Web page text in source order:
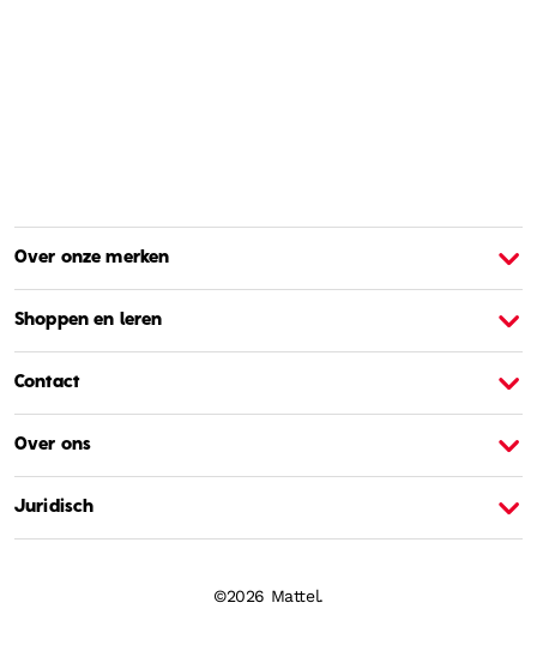
Over onze merken
Shoppen en leren
Contact
Over ons
Juridisch
©2026 Mattel.